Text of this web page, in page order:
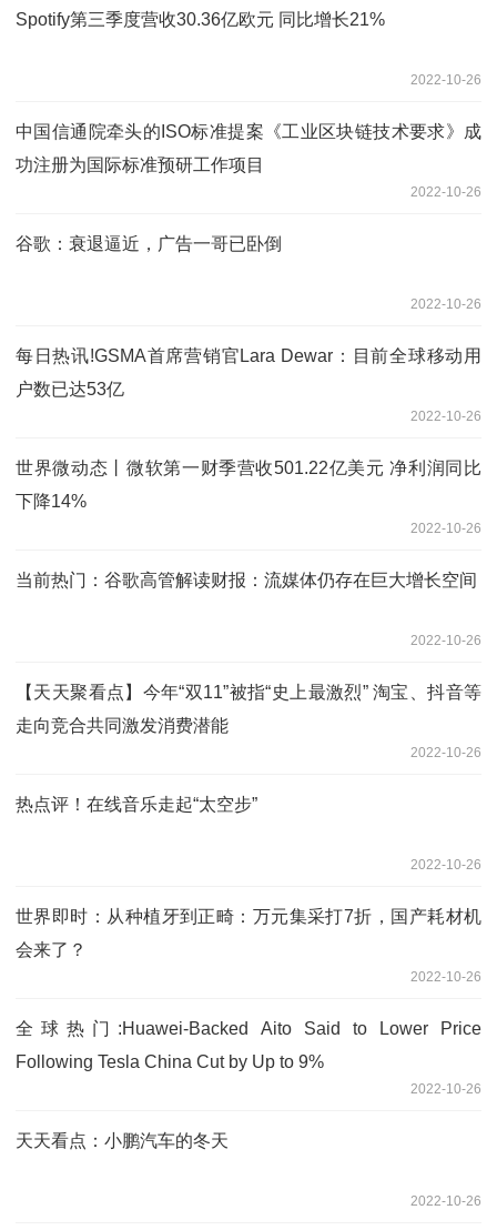
Spotify第三季度营收30.36亿欧元 同比增长21%
2022-10-26
中国信通院牵头的ISO标准提案《工业区块链技术要求》成
功注册为国际标准预研工作项目
2022-10-26
谷歌：衰退逼近，广告一哥已卧倒
2022-10-26
每日热讯!GSMA首席营销官Lara Dewar：目前全球移动用
户数已达53亿
2022-10-26
世界微动态丨微软第一财季营收501.22亿美元 净利润同比
下降14%
2022-10-26
当前热门：谷歌高管解读财报：流媒体仍存在巨大增长空间
2022-10-26
【天天聚看点】今年“双11”被指“史上最激烈” 淘宝、抖音等
走向竞合共同激发消费潜能
2022-10-26
热点评！在线音乐走起“太空步”
2022-10-26
世界即时：从种植牙到正畸：万元集采打7折，国产耗材机
会来了？
2022-10-26
全球热门:Huawei-Backed Aito Said to Lower Price
Following Tesla China Cut by Up to 9%
2022-10-26
天天看点：小鹏汽车的冬天
2022-10-26